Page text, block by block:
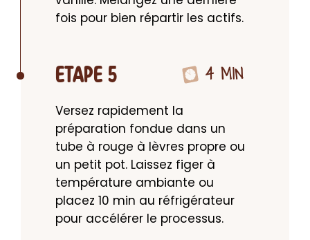
fois pour bien répartir les actifs.
ETAPE 5 4 MIN
Versez rapidement la
préparation fondue dans un
tube à rouge à lèvres propre ou
un petit pot. Laissez figer à
température ambiante ou
placez 10 min au réfrigérateur
pour accélérer le processus.